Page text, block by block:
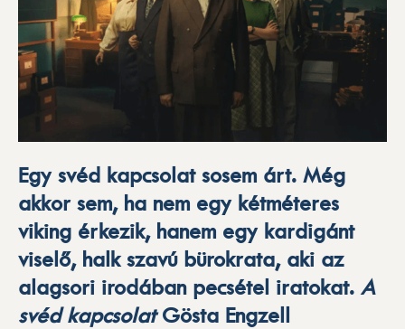
Egy svéd kapcsolat sosem árt. Még
akkor sem, ha nem egy kétméteres
viking érkezik, hanem egy kardigánt
viselő, halk szavú bürokrata, aki az
alagsori irodában pecsétel iratokat. A
svéd kapcsolatGösta Engzell